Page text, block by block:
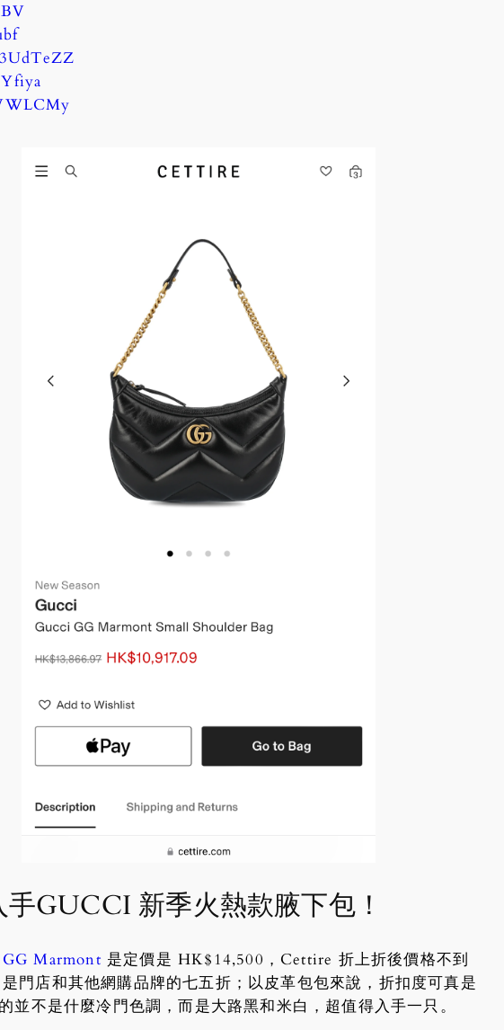
GUCCI 新季火熱款腋下包！
Marmont 是定價是 HK$14,500，Cettire 折上折後價格不到
門店和其他網購品牌的七五折；以皮革包包來說，折扣度可真是
並不是什麼冷門色調，而是大路黑和米白，超值得入手一只。